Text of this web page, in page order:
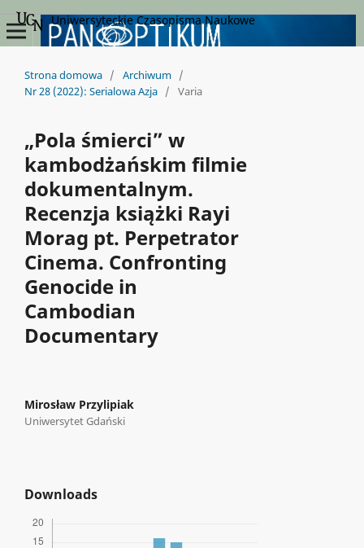
Uniwersyteckie Czasopisma Naukowe
Strona domowa / Archiwum /
Nr 28 (2022): Serialowa Azja / Varia
„Pola śmierci” w
kambodżańskim filmie
dokumentalnym.
Recenzja książki Rayi
Morag pt. Perpetrator
Cinema. Confronting
Genocide in
Cambodian
Documentary
Mirosław Przylipiak
Uniwersytet Gdański
Downloads